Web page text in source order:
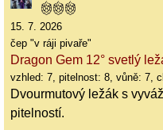
15. 7. 2026
čep "v ráji pivaře"
Dragon Gem 12° svetlý
vzhled: 7, pitelnost: 8, vůně: 7,
Dvourmutový ležák s
pitelností.